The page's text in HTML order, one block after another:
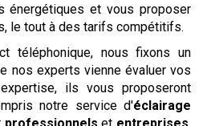
énergétiques et vous proposer
le tout à des tarifs compétitifs.
téléphonique, nous fixons un
nos experts vienne évaluer vos
ils vous proposeront
notre service d'éclairage
professionnels et entreprises.